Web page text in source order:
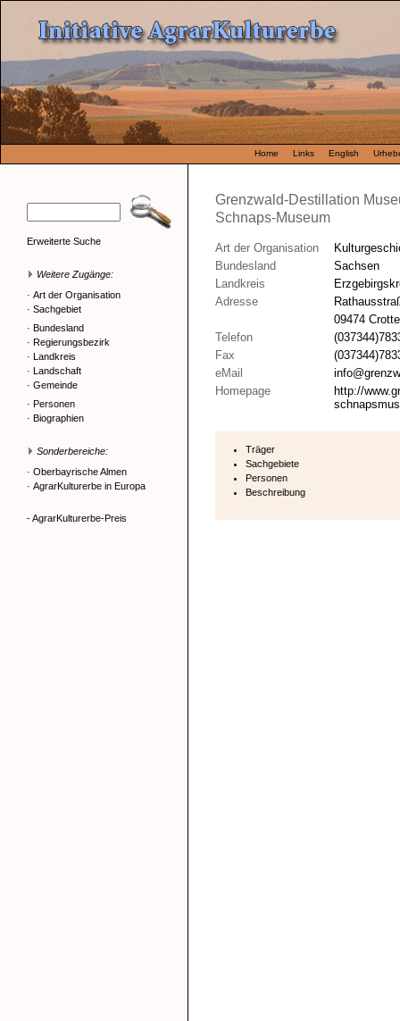
Home Links English
Erweiterte Suche
Weitere Zugänge:
· Art der Organisation
· Sachgebiet
· Bundesland
· Regierungsbezirk
· Landkreis
· Landschaft
· Gemeinde
· Personen
· Biographien
Sonderbereiche:
· Oberbayrische Almen
· AgrarKulturerbe in Europa
- AgrarKulturerbe-Preis
Grenzwald-Destillation
Schnaps-Museum
Art der Organisation
Bundesland
Sachsen
Landkreis
Adresse
09474
Telefon
Fax
eMail
Homepage
http://
Träger
Sachgebiete
Personen
Beschreibung